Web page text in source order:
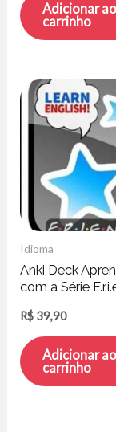
Adicionar ao
carrinho
Idioma
Anki Deck
com a Série
R$ 39,90
Adicionar ao
carrinho